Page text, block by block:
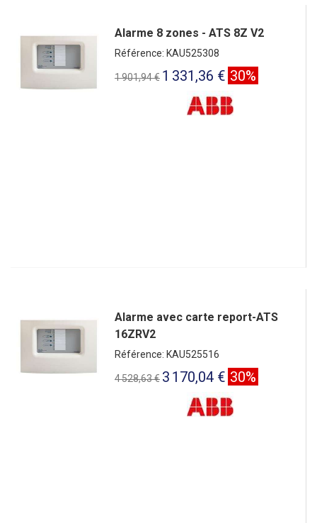
Alarme 8 zones - ATS 8Z V2
Référence: KAU525308
1 901,94 € 1 331,36 € 30%
Alarme avec carte report-ATS
16ZRV2
Référence: KAU525516
4 528,63 € 3 170,04 € 30%